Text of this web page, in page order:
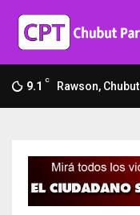
9.1 C Rawson, Chubut